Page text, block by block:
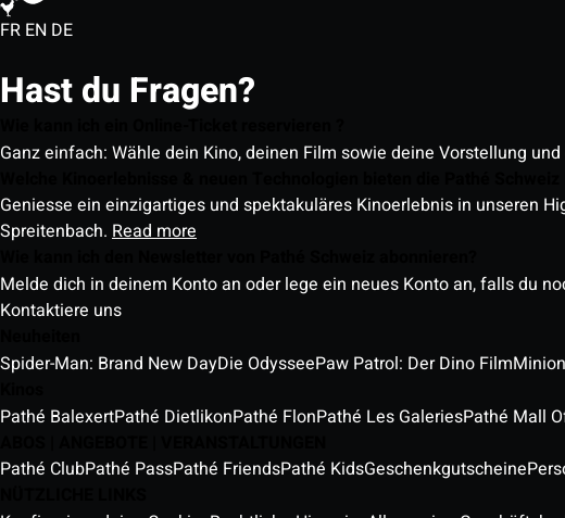
FR EN DE
Hast du Fragen?
Ganz einfach: Wähle dein Kino, deinen Film sowie deine Vorstellung
Geniesse ein einzigartiges und spektakuläres Kinoerlebnis in unseren
Spreitenbach. Read more
Melde dich in deinem Konto an oder lege ein neues Konto an, falls du
Kontaktiere uns
Spider-Man: Brand New DayDie OdysseePaw Patrol: Der Dino Film
Pathé BalexertPathé DietlikonPathé FlonPathé Les GaleriesPathé Mall
Pathé ClubPathé PassPathé FriendsPathé KidsGeschenkgutscheine